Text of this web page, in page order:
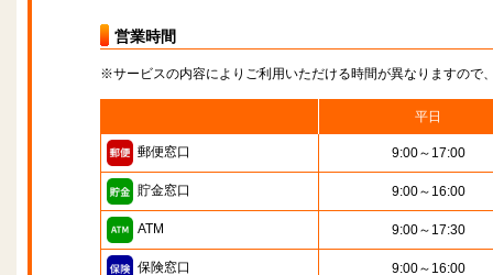
営業時間
※サービスの内容によりご利用いただける時間が異なりますので
平日
郵便窓口 9:00～17:00
貯金窓口 9:00～16:00
ATM 9:00～17:30
保険窓口 9:00～16:00